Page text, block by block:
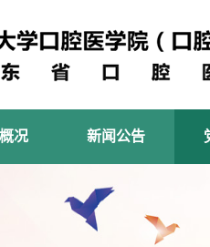
况 新闻公告